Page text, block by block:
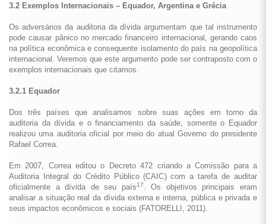
3.2 Exemplos Internacionais – Equador, Argentina e Grécia
Os adversários da auditoria da dívida argumentam que tal instrumento
pode causar pânico no mercado financeiro internacional, gerando caos
na política econômica e consequente isolamento do país na geopolítica
internacional. Veremos que este argumento pode ser contraposto com o
exemplos internacionais que citamos.
3.2.1 Equador
Dos três países que analisamos sobre suas ações em torno da
auditoria da dívida e o financiamento da saúde, somente o Equador
realizou uma auditoria oficial por meio do atual Governo do presidente
Rafael Correa.
Em 2007, Correa editou o Decreto 472 criando a Comissão para a
Auditoria Integral do Crédito Público (CAIC) com a tarefa de auditar
oficialmente a dívida de seu país17
. Os objetivos principais eram
analisar a situação real da dívida externa e interna, pública e privada e
seus impactos econômicos e sociais (FATORELLI, 2011).